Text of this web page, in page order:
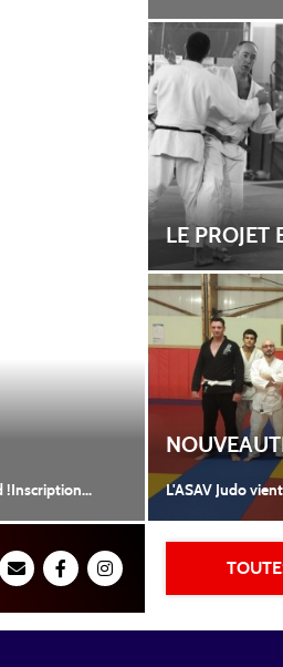
!Inscription... L'ASAV Judo